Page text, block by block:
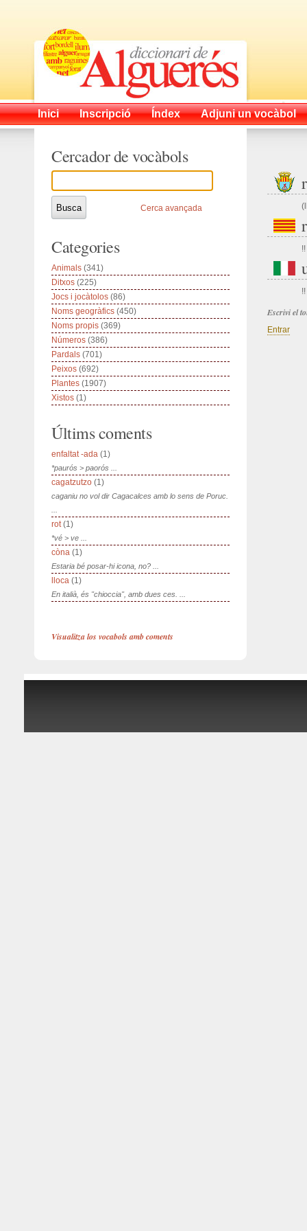
Inici Inscripció Índex Adjuni un vocàbol
!!
!!
Escrivi el
Entrar
Cercador de vocàbols
Cerca avançada
Categories
Animals (341)
Ditxos (225)
Jocs i jocàtolos (86)
Noms geogràfics (450)
Noms propis (369)
Números (386)
Pardals (701)
Peixos (692)
Plantes (1907)
Xistos (1)
Últims coments
enfaltat -ada (1)
*paurós > paorós ...
cagatzutzo (1)
caganiu no vol dir Cagacalces amb lo sens de Poruc.
rot(1)
*vé > ve ...
còna (1)
Estaria bé posar-hi icona, no? ...
lloca (1)
En italià, és "chioccia", amb dues ces. ...
Visualitza los vocabols amb coments